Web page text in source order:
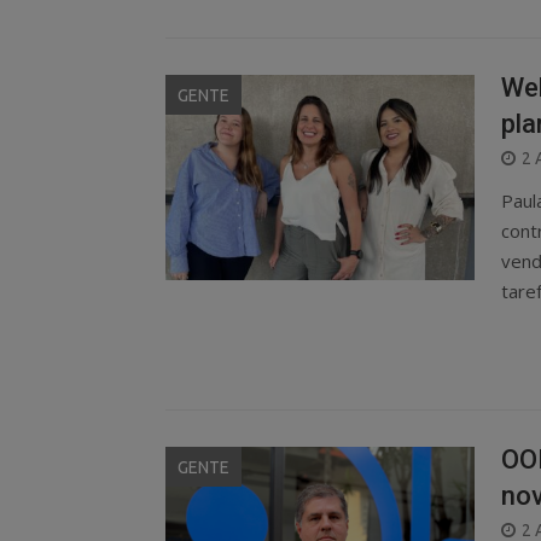
GENTE
ON
2
GENTE
2